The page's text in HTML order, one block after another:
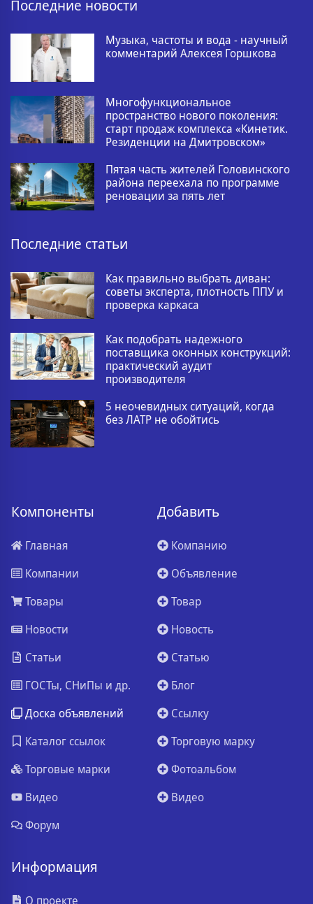
Последние новости
Музыка, частоты и вода - научный
комментарий Алексея Горшкова
Многофункциональное
пространство нового поколения:
старт продаж комплекса «Кинетик.
Резиденции на Дмитровском»
Пятая часть жителей Головинского
района переехала по программе
реновации за пять лет
Последние статьи
Как правильно выбрать диван:
советы эксперта, плотность ППУ и
проверка каркаса
Как подобрать надежного
поставщика оконных конструкций:
практический аудит
производителя
5 неочевидных ситуаций, когда
без ЛАТР не обойтись
Компоненты
Главная
Компании
Товары
Новости
Статьи
ГОСТы, СНиПы и др.
Доска объявлений
Каталог ссылок
Торговые марки
Видео
Форум
Добавить
Компанию
Объявление
Товар
Новость
Статью
Блог
Ссылку
Торговую марку
Фотоальбом
Видео
Информация
О проекте